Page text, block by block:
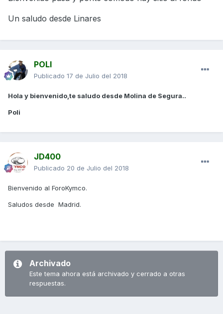
Un saludo desde Linares
POLI
Publicado 17 de Julio del 2018
Hola y bienvenido,te saludo desde Molina de Segura..
Poli
JD400
Publicado 20 de Julio del 2018
Bienvenido al ForoKymco.
Saludos desde Madrid.
Archivado
Este tema ahora está archivado y cerrado a otras
respuestas.